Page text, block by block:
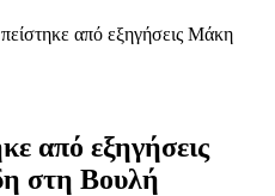
από εξηγήσεις Μάκη
από εξηγήσεις
στη Βουλή